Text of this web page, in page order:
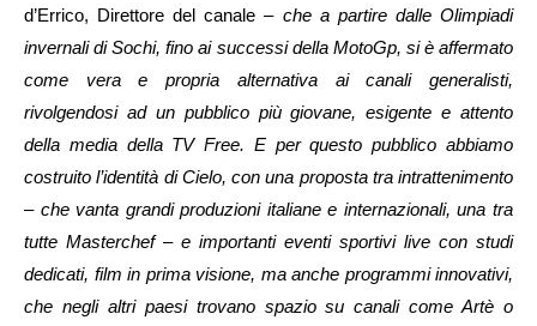
d’Errico, Direttore del canale – che a partire dalle Olimpiadi
invernali di Sochi, fino ai successi della MotoGp, si è affermato
come vera e propria alternativa ai canali generalisti,
rivolgendosi ad un pubblico più giovane, esigente e attento
della media della TV Free. E per questo pubblico abbiamo
costruito l’identità di Cielo, con una proposta tra intrattenimento
– che vanta grandi produzioni italiane e internazionali, una tra
tutte Masterchef – e importanti eventi sportivi live con studi
dedicati, film in prima visione, ma anche programmi innovativi,
che negli altri paesi trovano spazio su canali come Artè o